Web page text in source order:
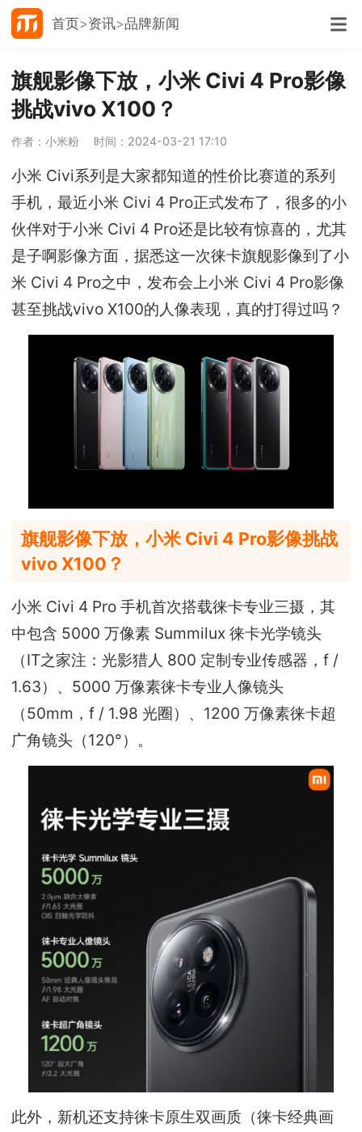
首页 资讯 品牌新闻
旗舰影像下放，小米 Civi 4 Pro影像
挑战vivo X100？
作者：小米粉 时间：2024-03-21 17:10
小米 Civi系列是大家都知道的性价比赛道的系列
手机，最近小米 Civi 4 Pro正式发布了，很多的小
伙伴对于小米 Civi 4 Pro还是比较有惊喜的，尤其
是子啊影像方面，据悉这一次徕卡旗舰影像到了小
米 Civi 4 Pro之中，发布会上小米 Civi 4 Pro影像
甚至挑战vivo X100的人像表现，真的打得过吗？
旗舰影像下放，小米 Civi 4 Pro影像挑战
vivo X100？
小米 Civi 4 Pro 手机首次搭载徕卡专业三摄，其
中包含 5000 万像素 Summilux 徕卡光学镜头
（IT之家注：光影猎人 800 定制专业传感器，f /
1.63）、5000 万像素徕卡专业人像镜头
（50mm，f / 1.98 光圈）、1200 万像素徕卡超
广角镜头（120°）。
此外，新机还支持徕卡原生双画质（徕卡经典画